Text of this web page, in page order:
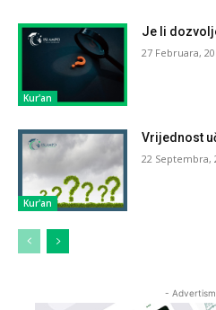
Kur'an
Je li
27 Februara,
Kur'an
Vrijednost
22 Septembra,
-